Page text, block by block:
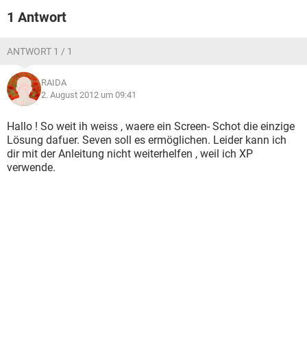
1 Antwort
ANTWORT 1 / 1
RAIDA
2. August 2012 um 09:41
Hallo ! So weit ih weiss , waere ein Screen- Schot die einzige
Lösung dafuer. Seven soll es ermöglichen. Leider kann ich
dir mit der Anleitung nicht weiterhelfen , weil ich XP
verwende.